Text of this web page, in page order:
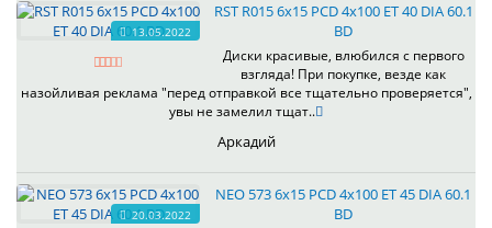
13.05.2022
RST R015 6x15 PCD 4x100 ET 40 DIA 60.1
BD
Диски красивые, влюбился с первого
взгляда! При покупке, везде как
назойливая реклама "перед отправкой все тщательно проверяется",
увы не замелил тщат..
Аркадий
20.03.2022
NEO 573 6x15 PCD 4x100 ET 45 DIA 60.1
BD